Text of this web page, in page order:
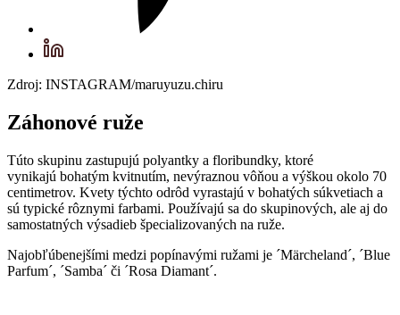
Zdroj: INSTAGRAM/maruyuzu.chiru
Záhonové ruže
Túto skupinu zastupujú polyantky a floribundky, ktoré
vynikajú bohatým kvitnutím, nevýraznou vôňou a výškou okolo 70
centimetrov. Kvety týchto odrôd vyrastajú v bohatých súkvetiach a
sú typické rôznymi farbami. Používajú sa do skupinových, ale aj do
samostatných výsadieb špecializovaných na ruže.
Najobľúbenejšími medzi popínavými ružami je ´Märcheland´, ´Blue
Parfum´, ´Samba´ či ´Rosa Diamant´.